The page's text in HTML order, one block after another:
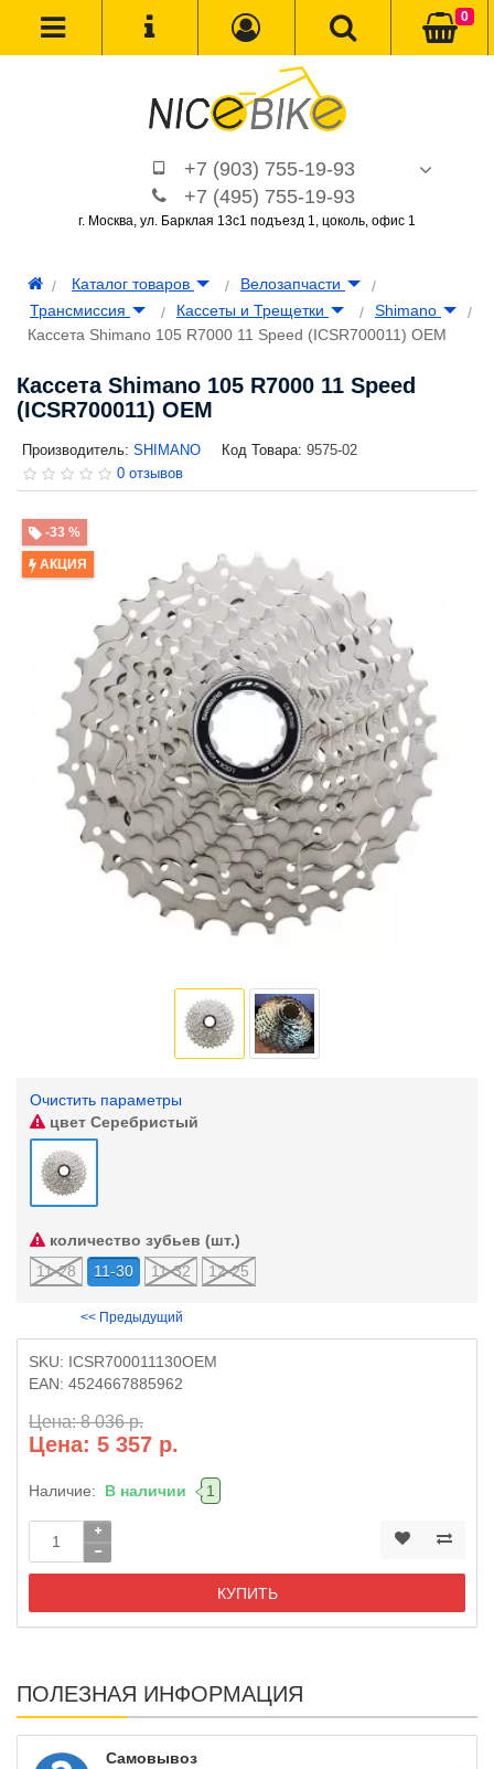
+7 (903) 755-19-93
+7 (495) 755-19-93
г. Москва, ул. Барклая 13с1 подъезд 1, цоколь, офис 1
0
Каталог товаров
Велозапчасти
Трансмиcсия
Кассеты и Трещетки
Shimano
Кассета Shimano 105 R7000 11 Speed (ICSR700011) OEM
Кассета Shimano 105 R7000 11 Speed
(ICSR700011) OEM
Производитель: SHIMANO Код Товара: 9575-02
0 отзывов
-33 %
АКЦИЯ
Очистить параметры
цвет Серебристый
количество зубьев (шт.)
11-28
11-30 11-32 12-25
<< Предыдущий
SKU: ICSR700011130OEM
EAN: 4524667885962
Цена: 8 036 р.
Цена: 5 357 р.
Наличие: В наличии 1
КУПИТЬ
ПОЛЕЗНАЯ ИНФОРМАЦИЯ
Самовывоз